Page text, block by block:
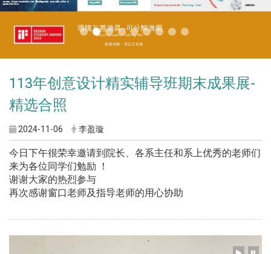
113年创意设计精实辅导班期末成果展-
精选合照
2024-11-06 李盈璇
今日下午很荣幸邀请到院长、各系主任和系上优秀的老师们
来为各位同学们勉励 ！
谢谢大家的热烈参与
再次感谢窗口老师及指导老师的用心协助